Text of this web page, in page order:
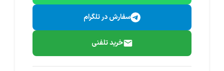
سفارش در تلگرام
خرید تلفنی